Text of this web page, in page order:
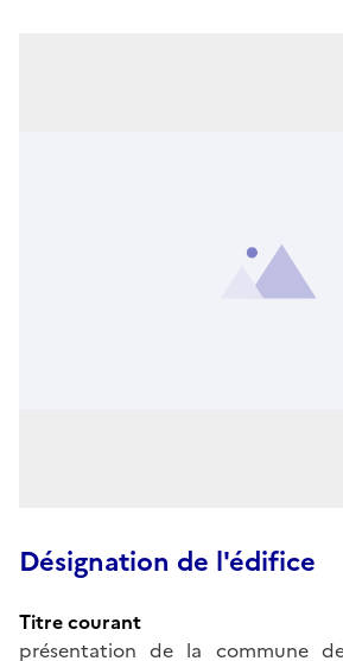
Désignation de l'édifice
Titre courant
présentation de la commune